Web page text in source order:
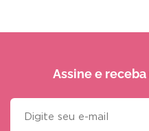
Assine e receba